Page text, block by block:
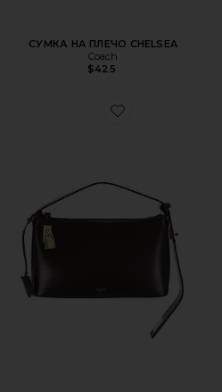
СУМКА НА ПЛЕЧО CHELSEA
Coach
$425
Favorite СУМКА-ХОБО